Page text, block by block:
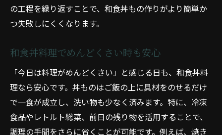
の工程を繰り返すことで、和食丼もの作りがより簡単か
つ失敗しにくくなります。
和食丼料理でめんどくさい時も安心
「今日は料理がめんどくさい」と感じる日も、和食丼料
理なら安心です。丼ものはご飯の上に具材をのせるだけ
で一食が成立し、洗い物も少なく済みます。特に、冷凍
食品やレトルト総菜、前日の残り物を活用することで、
調理の手間をさらに省くことが可能です。例えば、焼き